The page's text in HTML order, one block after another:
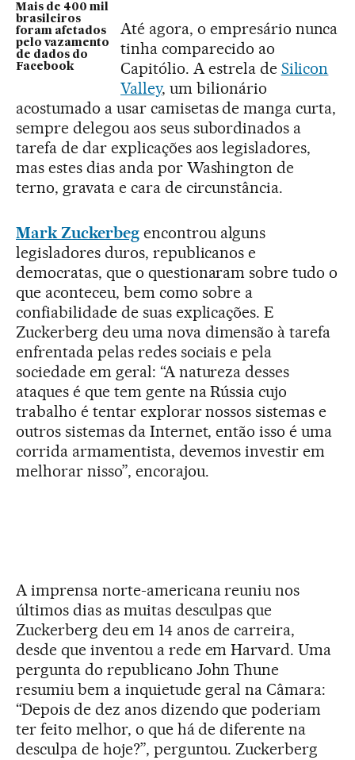
Mais de 400 mil
brasileiros
foram afetados
pelo vazamento
de dados do
Facebook
Até agora, o empresário nunca
tinha comparecido ao
Capitólio. A estrela de Silicon
Valley, um bilionário
acostumado a usar camisetas de manga curta,
sempre delegou aos seus subordinados a
tarefa de dar explicações aos legisladores,
mas estes dias anda por Washington de
terno, gravata e cara de circunstância.
Mark Zuckerbegencontrou alguns
legisladores duros, republicanos e
democratas, que o questionaram sobre tudo o
que aconteceu, bem como sobre a
confiabilidade de suas explicações. E
Zuckerberg deu uma nova dimensão à tarefa
enfrentada pelas redes sociais e pela
sociedade em geral: “A natureza desses
ataques é que tem gente na Rússia cujo
trabalho é tentar explorar nossos sistemas e
outros sistemas da Internet, então isso é uma
corrida armamentista, devemos investir em
melhorar nisso”, encorajou.
A imprensa norte-americana reuniu nos
últimos dias as muitas desculpas que
Zuckerberg deu em 14 anos de carreira,
desde que inventou a rede em Harvard. Uma
pergunta do republicano John Thune
resumiu bem a inquietude geral na Câmara:
“Depois de dez anos dizendo que poderiam
ter feito melhor, o que há de diferente na
desculpa de hoje?”, perguntou. Zuckerberg